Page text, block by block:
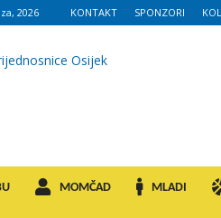
2026 KONTAKT SPONZORI
MOMČAD MLADI